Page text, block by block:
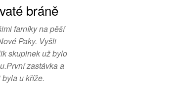
bráně
farníky na pěší
Paky. Vyšli
skupinek už bylo
zastávka a
u kříže.